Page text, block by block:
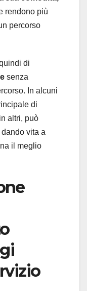
rendono più
percorso
di
senza
In alcuni
di
altri, può
vita a
il meglio